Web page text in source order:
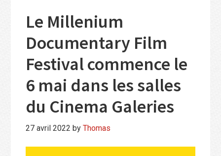
Le Millenium
Documentary Film
Festival commence le
6 mai dans les salles
du Cinema Galeries
27 avril 2022 byThomas